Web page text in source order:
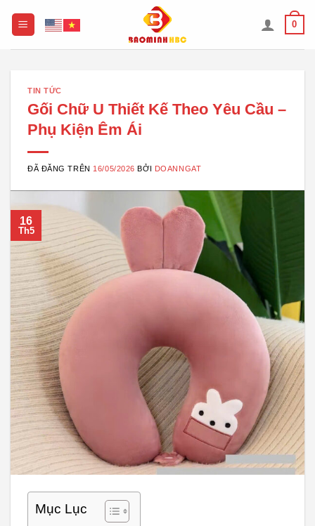
0
TIN TỨC
Gối Chữ U Thiết Kế Theo Yêu Cầu –
Phụ Kiện Êm Ái
ĐÃ ĐĂNG TRÊN 16/05/2026 BỞI DOANNGAT
16
Th5
Mục Lục